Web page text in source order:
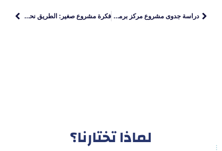
دراسة جدوى مشروع مركز برمجة: خطتك الموثوقة لتحقيق الأرباح فكرة مشروع صغير: الطريق نحو الاستثمار الآمن
لماذا تختارنا؟